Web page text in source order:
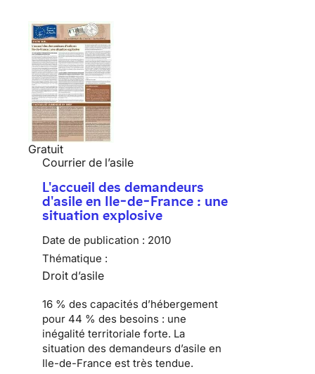
Gratuit
Courrier de l’asile
L'accueil des demandeurs
d'asile en Ile-de-France : une
situation explosive
Date de publication : 2010
Thématique :
Droit d’asile
16 % des capacités d’hébergement
pour 44 % des besoins : une
inégalité territoriale forte. La
situation des demandeurs d’asile en
Ile-de-France est très tendue.